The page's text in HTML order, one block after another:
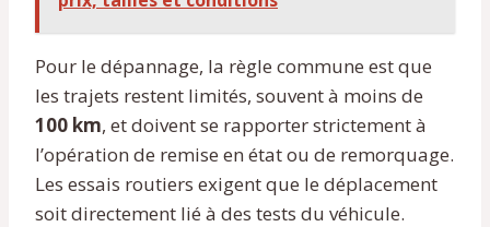
Pour le dépannage, la règle commune est que
les trajets restent limités, souvent à moins de
100 km, et doivent se rapporter strictement à
l’opération de remise en état ou de remorquage.
Les essais routiers exigent que le déplacement
soit directement lié à des tests du véhicule.